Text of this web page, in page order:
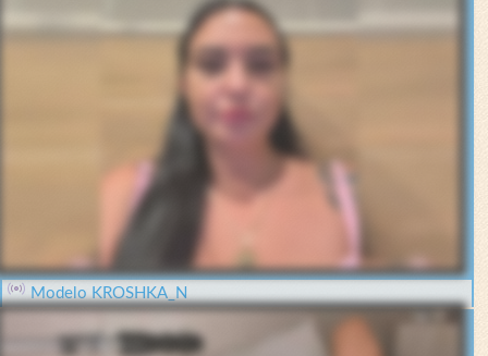
Modelo KROSHKA_N